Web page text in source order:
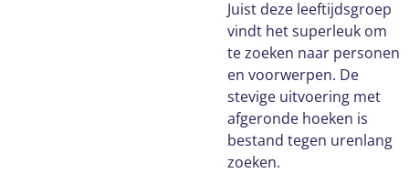
Juist deze leeftijdsgroep
vindt het superleuk om
te zoeken naar personen
en voorwerpen. De
stevige uitvoering met
afgeronde hoeken is
bestand tegen urenlang
zoeken.